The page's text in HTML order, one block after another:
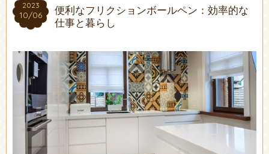
2023
10/06
2023
10/06
便利なフリクションボールペン：効率的な
仕事と暮らし